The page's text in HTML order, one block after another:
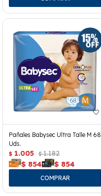
Pañales Babysec Ultra Talle M 68
Uds.
$ 1.005 $ 1.182
$ 854 $ 854